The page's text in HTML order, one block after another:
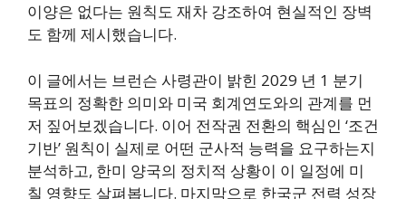
이양은 없다는 원칙도 재차 강조하여 현실적인 장벽
도 함께 제시했습니다.
이 글에서는 브런슨 사령관이 밝힌 2029 년 1 분기
목표의 정확한 의미와 미국 회계연도와의 관계를 먼
저 짚어보겠습니다. 이어 전작권 전환의 핵심인 ‘조건
기반’ 원칙이 실제로 어떤 군사적 능력을 요구하는지
분석하고, 한미 양국의 정치적 상황이 이 일정에 미
칠 영향도 살펴봅니다. 마지막으로 한국군 전력 성장